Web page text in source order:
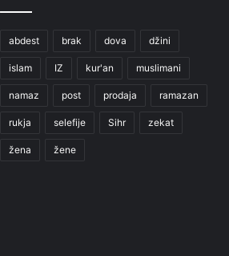
abdest brak dova džini
islam IZ kur'an muslimani
namaz post prodaja ramazan
rukja selefije Sihr zekat
žena žene